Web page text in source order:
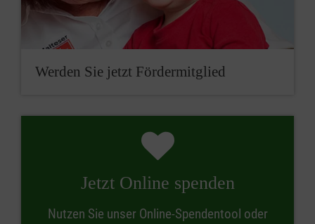
Werden Sie jetzt Fördermitglied
Jetzt Online spenden
Nutzen Sie unser Online-Spendentool oder